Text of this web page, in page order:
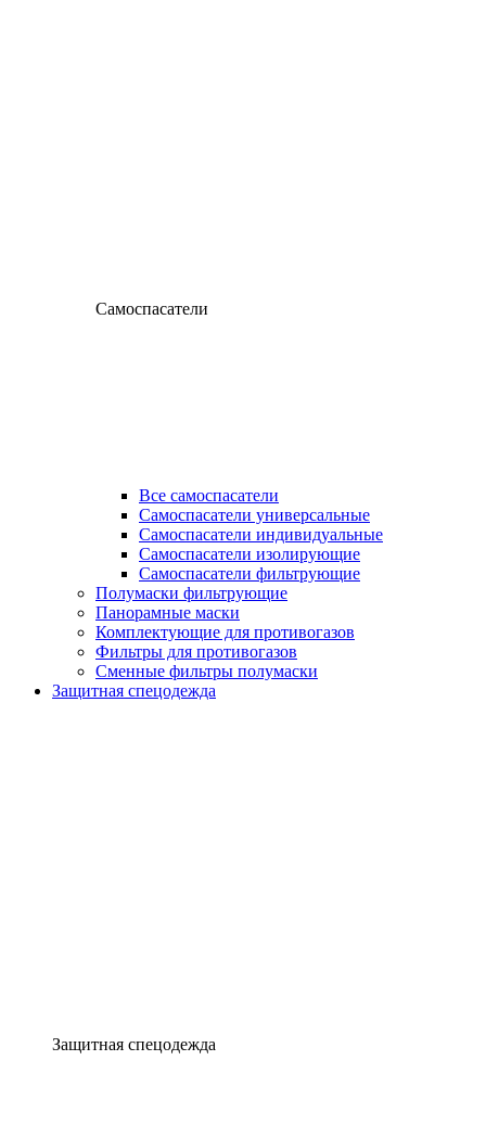
Самоспасатели
Все самоспасатели
Самоспасатели универсальные
Самоспасатели индивидуальные
Самоспасатели изолирующие
Самоспасатели фильтрующие
Полумаски фильтрующие
Панорамные маски
Комплектующие для противогазов
Фильтры для противогазов
Сменные фильтры полумаски
Защитная спецодежда
Защитная спецодежда